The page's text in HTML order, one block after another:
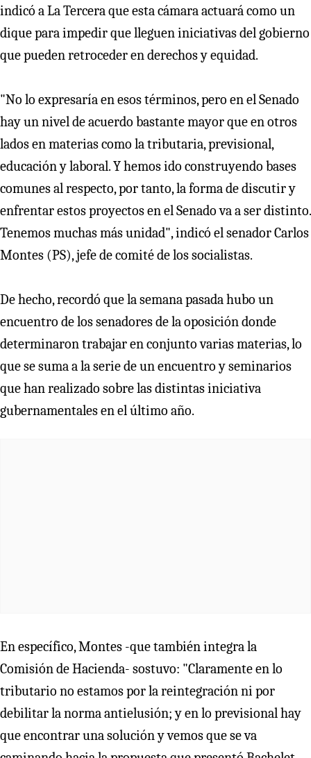
indicó a La Tercera que esta cámara actuará como un
dique para impedir que lleguen iniciativas del gobierno
que pueden retroceder en derechos y equidad.
"No lo expresaría en esos términos, pero en el Senado
hay un nivel de acuerdo bastante mayor que en otros
lados en materias como la tributaria, previsional,
educación y laboral. Y hemos ido construyendo bases
comunes al respecto, por tanto, la forma de discutir y
enfrentar estos proyectos en el Senado va a ser distinto.
Tenemos muchas más unidad", indicó el senador Carlos
Montes (PS), jefe de comité de los socialistas.
De hecho, recordó que la semana pasada hubo un
encuentro de los senadores de la oposición donde
determinaron trabajar en conjunto varias materias, lo
que se suma a la serie de un encuentro y seminarios
que han realizado sobre las distintas iniciativa
gubernamentales en el último año.
En específico, Montes -que también integra la
Comisión de Hacienda- sostuvo: "Claramente en lo
tributario no estamos por la reintegración ni por
debilitar la norma antielusión; y en lo previsional hay
que encontrar una solución y vemos que se va